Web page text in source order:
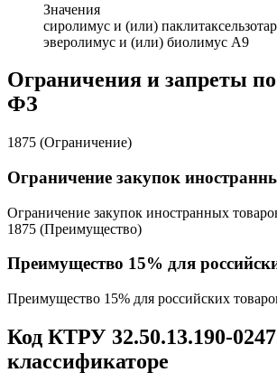
Значения
сиролимус и (или) паклитаксель
эверолимус и (или) биолимус А9
Ограничения и запреты
ФЗ
1875 (Ограничение)
Ограничение закупок
Ограничение закупок иностранных
1875 (Преимущество)
Преимущество 15% для
Преимущество 15% для российских
Код КТРУ 32.50.13.190-
классификаторе